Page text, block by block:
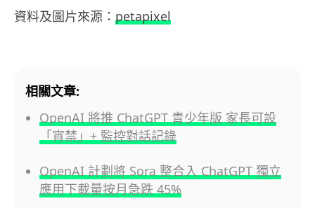
資料及圖片來源： petapixel
相關文章:
OpenAI 將推 ChatGPT 青少年版 家長可設
「宵禁」+ 監控對話記錄
OpenAI 計劃將 Sora 整合入 ChatGPT 獨立
應用下載量按月急跌 45%